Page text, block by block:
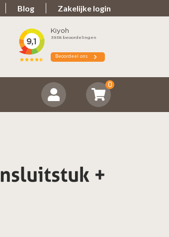
Blog Zakelijke login
0
Spullen teveel?
+